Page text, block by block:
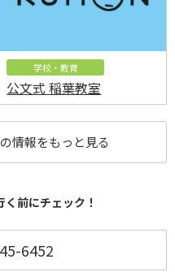
学校・教育
公文式 稲葉教室
情報をもっと見る
前にチェック！
6452